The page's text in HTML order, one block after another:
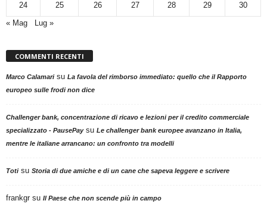
24 25 26 27 28 29
30
« Mag
Lug »
COMMENTI RECENTI
Marco Calamarisu La favola del rimborso immediato: quello che il Rapporto
europeo sulle frodi non dice
Challenger bank, concentrazione di ricavo e lezioni per il credito commerciale
specializzato - PausePaysu Le challenger bank europee avanzano in Italia,
mentre le italiane arrancano: un confronto tra modelli
Totisu Storia di due amiche e di un cane che sapeva leggere e scrivere
frankgr su Il Paese che non scende più in campo